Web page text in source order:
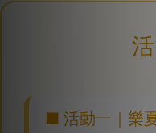
■ 活動一｜樂